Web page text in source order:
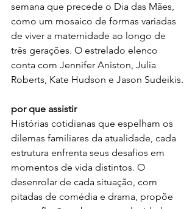
semana que precede o Dia das Mães,
como um mosaico de formas variadas
de viver a maternidade ao longo de
três gerações. O estrelado elenco
conta com Jennifer Aniston, Julia
Roberts, Kate Hudson e Jason Sudeikis.
por que assistir
Histórias cotidianas que espelham os
dilemas familiares da atualidade, cada
estrutura enfrenta seus desafios em
momentos de vida distintos. O
desenrolar de cada situação, com
pitadas de comédia e drama, propõe